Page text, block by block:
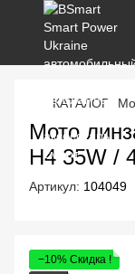
КАТАЛОГ
Мото
H4 35W /
Артикул: 104049
−10% Скидка !